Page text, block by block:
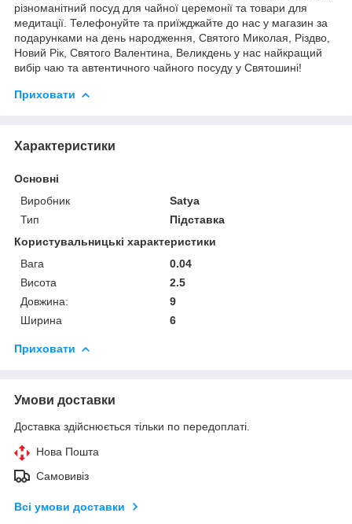
різноманітний посуд для чайної церемонії та товари для
медитації. Телефонуйте та приїжджайте до нас у магазин за
подарунками на день народження, Святого Миколая, Різдво,
Новий Рік, Святого Валентина, Великдень у нас найкращий
вибір чаю та автентичного чайного посуду у Святошині!
Приховати
Характеристики
Основні
Виробник
Satya
Тип
Підставка
Користувальницькі характеристики
Вага
0.04
Висота
2.5
Довжина:
9
Ширина
6
Приховати
Умови доставки
Доставка здійснюється тільки по передоплаті.
Нова Пошта
Самовивіз
Всі умови доставки